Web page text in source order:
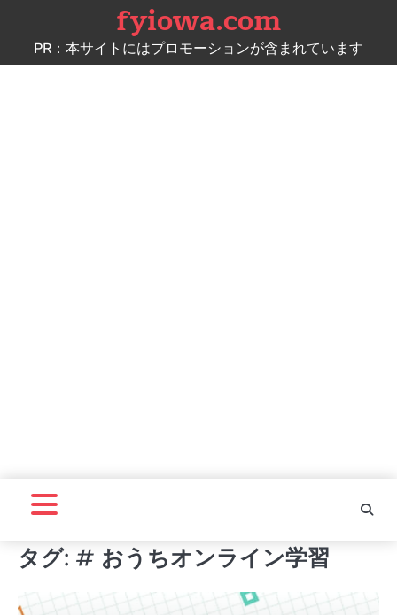
content
fyiowa.com
PR：本サイトにはプロモーションが含まれています
タグ: # おうちオンライン学習